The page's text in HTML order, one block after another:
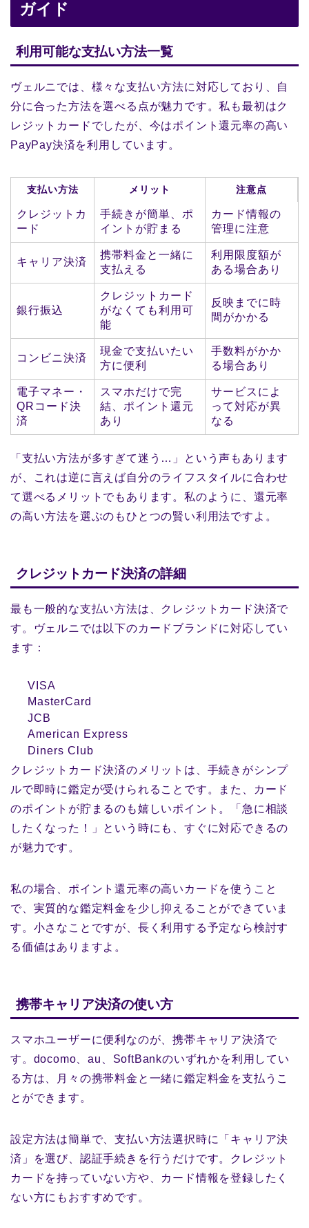
ガイド
利用可能な支払い方法一覧
ヴェルニでは、様々な支払い方法に対応しており、自
分に合った方法を選べる点が魅力です。私も最初はク
レジットカードでしたが、今はポイント還元率の高い
PayPay決済を利用しています。
支払い方法 メリット 注意点
クレジットカ
ード
手続きが簡単、ポ
イントが貯まる
カード情報の
管理に注意
キャリア決済
携帯料金と一緒に
支払える
利用限度額が
ある場合あり
銀行振込
クレジットカード
がなくても利用可
能
反映までに時
間がかかる
コンビニ決済
現金で支払いたい
方に便利
手数料がかか
る場合あり
電子マネー・
QRコード決
済
スマホだけで完
結、ポイント還元
あり
サービスによ
って対応が異
なる
「支払い方法が多すぎて迷う…」という声もあります
が、これは逆に言えば自分のライフスタイルに合わせ
て選べるメリットでもあります。私のように、還元率
の高い方法を選ぶのもひとつの賢い利用法ですよ。
クレジットカード決済の詳細
最も一般的な支払い方法は、クレジットカード決済で
す。ヴェルニでは以下のカードブランドに対応してい
ます：
VISA
MasterCard
JCB
American Express
Diners Club
クレジットカード決済のメリットは、手続きがシンプ
ルで即時に鑑定が受けられることです。また、カード
のポイントが貯まるのも嬉しいポイント。「急に相談
したくなった！」という時にも、すぐに対応できるの
が魅力です。
私の場合、ポイント還元率の高いカードを使うこと
で、実質的な鑑定料金を少し抑えることができていま
す。小さなことですが、長く利用する予定なら検討す
る価値はありますよ。
携帯キャリア決済の使い方
スマホユーザーに便利なのが、携帯キャリア決済で
す。docomo、au、SoftBankのいずれかを利用してい
る方は、月々の携帯料金と一緒に鑑定料金を支払うこ
とができます。
設定方法は簡単で、支払い方法選択時に「キャリア決
済」を選び、認証手続きを行うだけです。クレジット
カードを持っていない方や、カード情報を登録したく
ない方にもおすすめです。